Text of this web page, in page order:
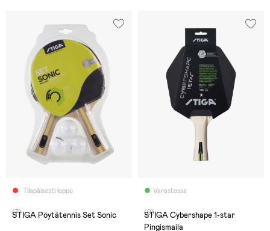
Tilapäisesti loppu
(7)
STIGA Pöytätennis Set Sonic
Varastossa
(0)
STIGA Cybershape 1-star
Pingismaila